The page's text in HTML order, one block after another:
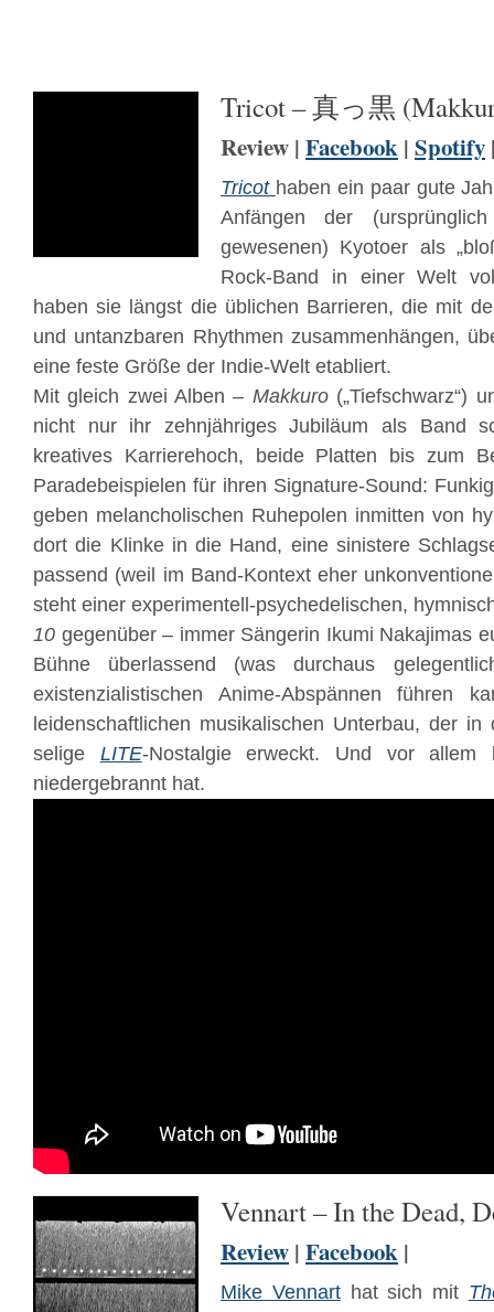
Tricot – 真っ黒
Review | Facebook | Spotify
Tricot haben ein paar gute
Anfängen der
gewesenen) Kyotoer als
Rock-Band in einer Welt
haben sie längst die üblichen Barrieren, die mit
und untanzbaren Rhythmen zusammenhängen,
eine feste Größe der Indie-Welt etabliert.
Mit gleich zwei Alben – Makkuro(„Tiefschwarz“)
nicht nur ihr zehnjähriges Jubiläum als Band
kreatives Karrierehoch, beide Platten bis zum
Paradebeispielen für ihren Signature-Sound:
geben melancholischen Ruhepolen inmitten von
dort die Klinke in die Hand, eine sinistere
passend (weil im Band-Kontext eher
steht einer experimentell-psychedelischen,
10 gegenüber – immer Sängerin Ikumi Nakajimas
Bühne überlassend (was durchaus
existenzialistischen Anime-Abspännen führen
leidenschaftlichen musikalischen Unterbau, der
selige LITE-Nostalgie erweckt. Und vor
niedergebrannt hat.
Vennart – In the Dead,
Review | Facebook |
Mike Vennarthat sich mit